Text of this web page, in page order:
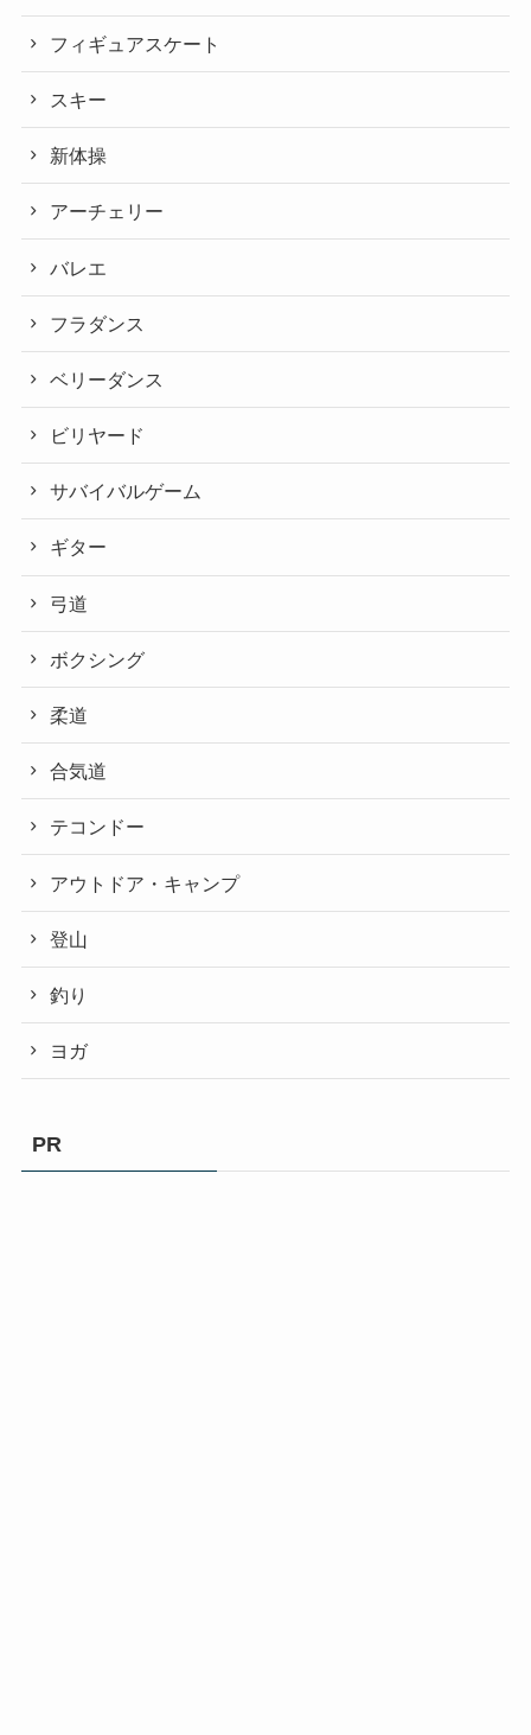
フィギュアスケート
スキー
新体操
アーチェリー
バレエ
フラダンス
ベリーダンス
ビリヤード
サバイバルゲーム
ギター
弓道
ボクシング
柔道
合気道
テコンドー
アウトドア・キャンプ
登山
釣り
ヨガ
PR